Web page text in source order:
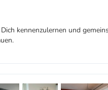
kennenzulernen und